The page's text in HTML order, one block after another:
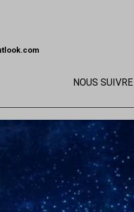
NOUS SUIVRE